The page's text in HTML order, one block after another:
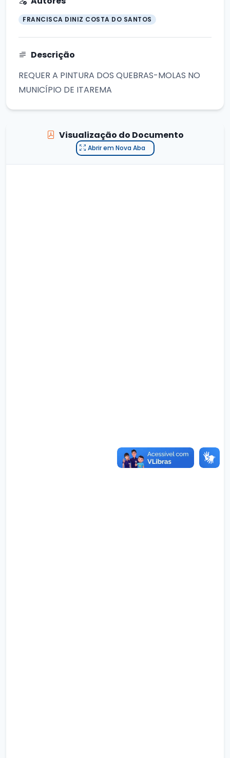
FRANCISCA DINIZ COSTA DO SANTOS
Descrição
REQUER A PINTURA DOS QUEBRAS-MOLAS NO
MUNICÍPIO DE ITAREMA
Visualização do Documento
Abrir em Nova Aba